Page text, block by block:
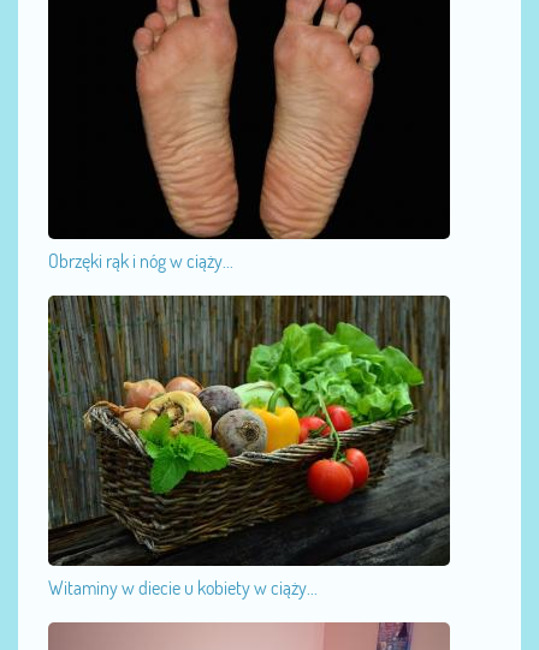
Obrzęki rąk i nóg w ciąży...
Witaminy w diecie u kobiety w ciąży...